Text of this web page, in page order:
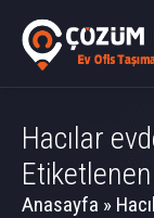
Hacılar
Anasayfa »